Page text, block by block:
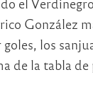
el
González
los
de la tabla de